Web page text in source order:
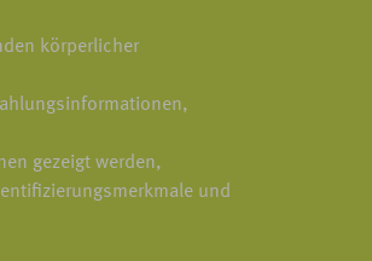
körperlicher
gezeigt werden,
und